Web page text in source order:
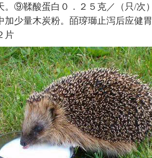
。⑨鞣酸蛋白０．２５克／（只/次
少量木炭粉。皕瑏瑡止泻后应健
片